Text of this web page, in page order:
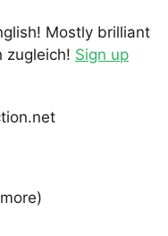
Mostly brilliant
zugleich! Sign up